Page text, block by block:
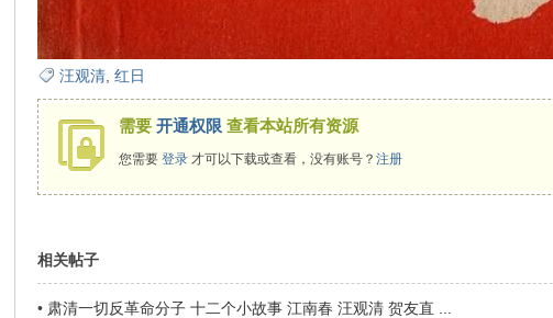
汪观清 ,红日
需要开通权限 查看本站所有资源
您需要登录 才可以下载或查看，没有账号？注册
相关帖子
• 肃清一切反革命分子 十二个小故事 江南春 汪观清 贺友直 ...